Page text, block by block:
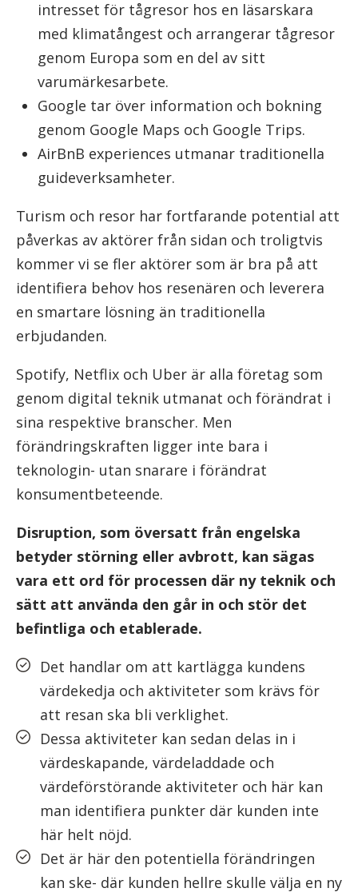
intresset för tågresor hos en läsarskara
med klimatångest och arrangerar tågresor
genom Europa som en del av sitt
varumärkesarbete.
Google tar över information och bokning
genom Google Maps och Google Trips.
AirBnB experiences utmanar traditionella
guideverksamheter.
Turism och resor har fortfarande potential att
påverkas av aktörer från sidan och troligtvis
kommer vi se fler aktörer som är bra på att
identifiera behov hos resenären och leverera
en smartare lösning än traditionella
erbjudanden.
Spotify, Netflix och Uber är alla företag som
genom digital teknik utmanat och förändrat i
sina respektive branscher. Men
förändringskraften ligger inte bara i
teknologin- utan snarare i förändrat
konsumentbeteende.
Disruption, som översatt från engelska
betyder störning eller avbrott, kan sägas
vara ett ord för processen där ny teknik och
sätt att använda den går in och stör det
befintliga och etablerade.
Det handlar om att kartlägga kundens
värdekedja och aktiviteter som krävs för
att resan ska bli verklighet.
Dessa aktiviteter kan sedan delas in i
värdeskapande, värdeladdade och
värdeförstörande aktiviteter och här kan
man identifiera punkter där kunden inte
här helt nöjd.
Det är här den potentiella förändringen
kan ske- där kunden hellre skulle välja en ny